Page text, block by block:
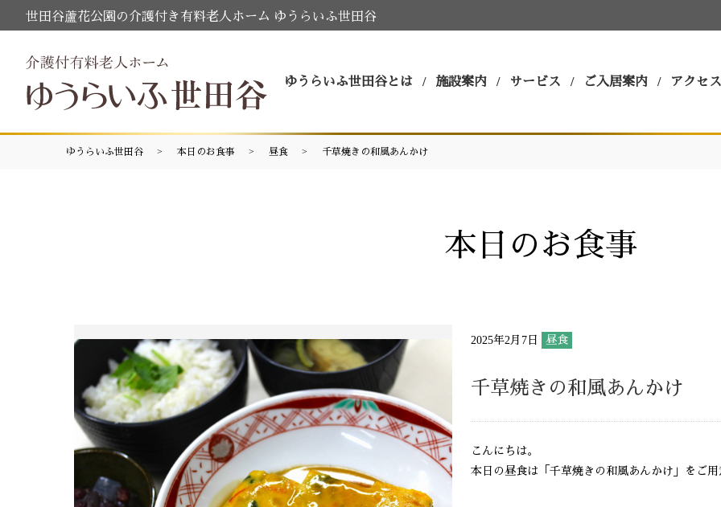
世田谷蘆花公園の介護付き有料老人ホーム ゆうらいふ世田谷
ゆうらいふ世田谷とは 施設案内 サービス ご入居案内 アクセス
ゆうらいふ世田谷 本日のお食事 昼食 千草焼きの和風あんかけ
本日のお食事
2025年2月7日 昼食
千草焼きの和風あんかけ
こんにちは。
本日の昼食は「千草焼きの和風あんかけ」をご用